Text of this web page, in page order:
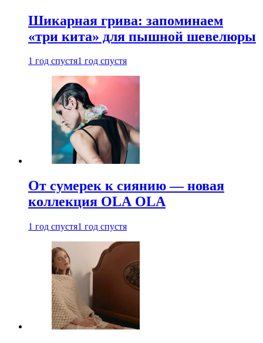
Шикарная грива: запоминаем
«три кита» для пышной шевелюры
1 год спустя1 год спустя
От сумерек к сиянию — новая
коллекция OLA OLA
1 год спустя1 год спустя